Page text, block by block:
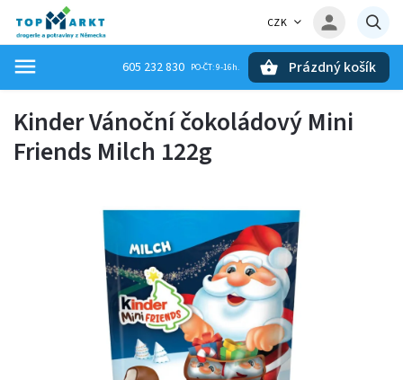
CZK
605 232 830 Prázdný košík
Kinder Vánoční čokoládový Mini
Friends Milch 122g